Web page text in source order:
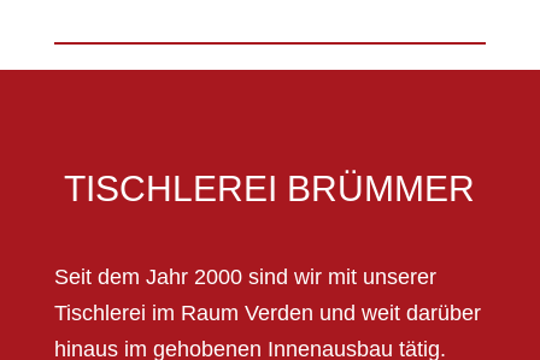
TISCHLEREI BRÜMMER
Seit dem Jahr 2000 sind wir mit unserer
Tischlerei im Raum Verden und weit darüber
hinaus im gehobenen Innenausbau tätig.